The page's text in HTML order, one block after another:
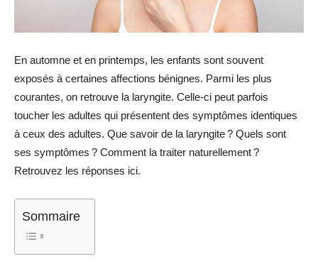
En automne et en printemps, les enfants sont souvent
exposés à certaines affections bénignes. Parmi les plus
courantes, on retrouve la laryngite. Celle-ci peut parfois
toucher les adultes qui présentent des symptômes identiques
à ceux des adultes. Que savoir de la laryngite ? Quels sont
ses symptômes ? Comment la traiter naturellement ?
Retrouvez les réponses ici.
Sommaire